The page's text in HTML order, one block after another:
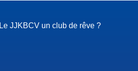
Le JJKBCV un club de rêve ?